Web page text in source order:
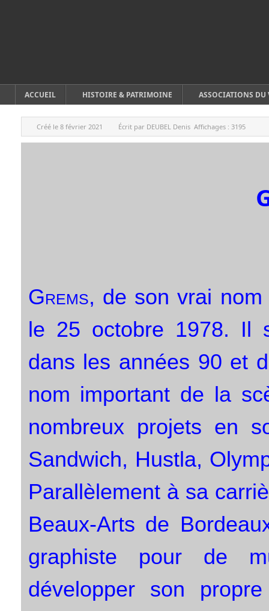
ACCUEIL HISTOIRE & PATRIMOINE ASSOCIATIONS DU
Créé le 8 février 2021 Écrit par DEUBEL Denis Affichages : 3195
Grems, de son vrai
le 25 octobre 1978. Il
dans les années 90 et
nom important de la
nombreux projets en
Sandwich, Hustla,
Parallèlement à sa
Beaux-Arts de
graphiste pour de
développer son